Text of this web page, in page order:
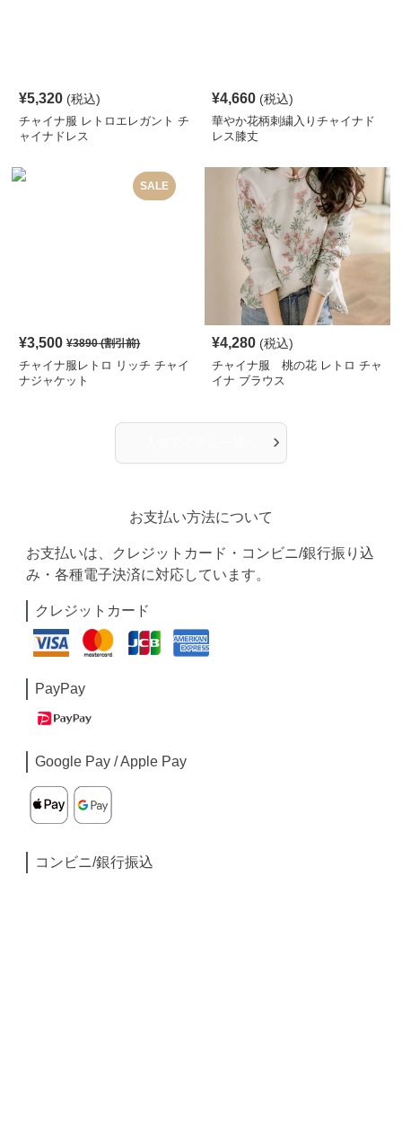
¥5,320 (税込)
チャイナ服 レトロエレガント チ
ャイナドレス
¥4,660 (税込)
華やか花柄刺繍入りチャイナド
レス膝丈
SALE
¥3,500 ¥3890(割引前)
チャイナ服レトロ リッチ チャイ
ナジャケット
¥4,280 (税込)
チャイナ服 桃の花 レトロ チャ
イナ ブラウス
›
お支払い方法について
お支払いは、クレジットカード・コンビニ/銀行振り込
み・各種電子決済に対応しています。
クレジットカード
PayPay
Google Pay / Apple Pay
コンビニ/銀行振込